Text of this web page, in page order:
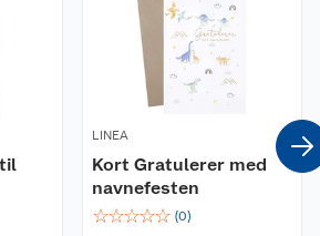
LINEA
Kort Gratulerer med
navnefesten
☆☆☆☆☆ (0)